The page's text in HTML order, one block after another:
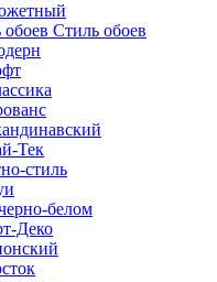
Стиль обоев
Тек
стиль
белом
Деко